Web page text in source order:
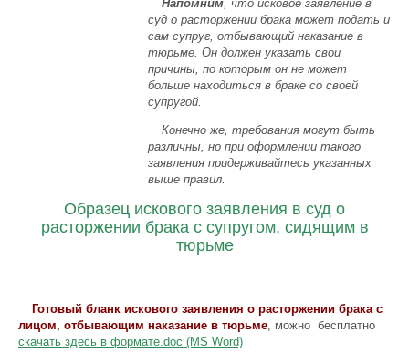
Напомним, что исковое заявление в
суд о расторжении брака может подать и
сам супруг, отбывающий наказание в
тюрьме. Он должен указать свои
причины, по которым он не может
больше находиться в браке со своей
супругой.
Конечно же, требования могут быть
различны, но при оформлении такого
заявления придерживайтесь указанных
выше правил.
Образец искового заявления в суд о
расторжении брака с супругом, сидящим в
тюрьме
Готовый бланк искового заявления о расторжении брака с
лицом, отбывающим наказание в тюрьме, можно бесплатно
скачать здесь в формате.doc (MS Word)